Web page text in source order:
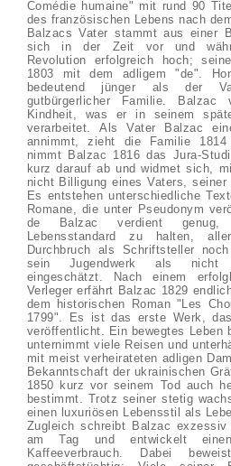
Comédie humaine" mit rund 90
des französischen Lebens nach
Balzacs Vater stammt aus einer
sich in der Zeit vor und
Revolution erfolgreich hoch;
1803 mit dem adligem "de".
bedeutend jünger als der
gutbürgerlicher Familie. Balzac
Kindheit, was er in seinem
verarbeitet. Als Vater Balzac
annimmt, zieht die Familie
nimmt Balzac 1816 das Jura-
kurz darauf ab und widmet sich,
nicht Billigung eines Vaters,
Es entstehen unterschiedliche
Romane, die unter Pseudonym
de Balzac verdient
Lebensstandard zu halten,
Durchbruch als Schriftsteller
sein Jugendwerk als nicht
eingeschätzt. Nach einem
Verleger erfährt Balzac 1829
dem historischen Roman "Les
1799". Es ist das erste Werk,
veröffentlicht. Ein bewegtes Leben
unternimmt viele Reisen und
mit meist verheirateten adligen
Bekanntschaft der ukrainischen
1850 kurz vor seinem Tod auch
bestimmt. Trotz seiner stetig
einen luxuriösen Lebensstil als
Zugleich schreibt Balzac
am Tag und entwickelt einen
Kaffeeverbrauch. Dabei